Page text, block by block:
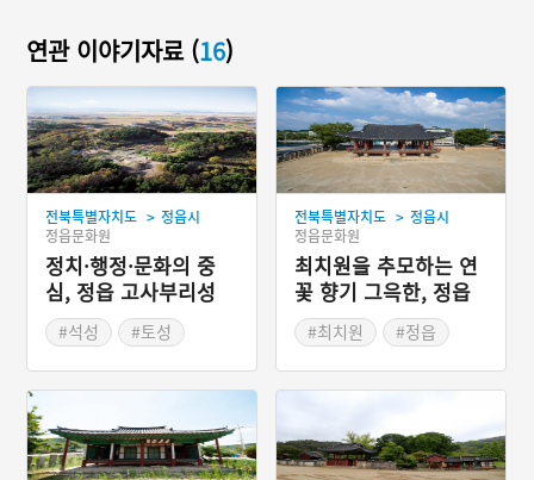
연관 이야기자료 (16)
전북특별자치도 > 정읍시
정읍문화원
정치·행정·문화의 중
심, 정읍 고사부리성
#석성 #토성
전북특별자치도 > 정읍시
정읍문화원
최치원을 추모하는 연
꽃 향기 그윽한, 정읍
피향정
#최치원
#정읍
#전라북도 누정